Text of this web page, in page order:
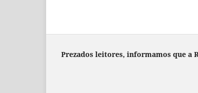
Prezados leitores, informamos que a